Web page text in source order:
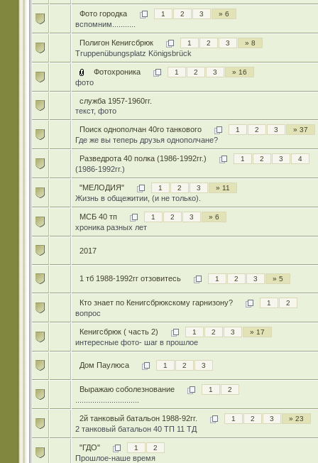
Фото городка 1 2 3 » 6
вспомним...........
Полигон Кенигсбрюк 1 2 3 » 8
Truppenübungsplatz Königsbrück
Фотохроника 1 2 3 » 16
фото
служба 1957-1960гг.
текст, фото
Поиск однополчан 40го танкового 1 2 3 » 37
Где же вы теперь друзья однополчане?
Разведрота 40 полка (1986-1992гг.) 1 2 3 4
(1986-1992гг.)
"МЕЛОДИЯ" 1 2 3 » 11
Жизнь в общежитии, (и не только).
МСБ 40 тп 1 2 3 » 6
хроника разных лет
2017
1 тб 1988-1992гг отзовитесь 1 2 3 » 5
Кто знает по Кенигсбрюкскому гарнизону? 1 2
вопрос
Кенигсбрюк ( часть 2) 1 2 3 » 17
интересные фото- шаг в прошлое
Дом Паулюса 1 2 3
Выражаю соболезнование 1 2
2й танковый батальон 1988-92гг. 1 2 3 » 23
2 танковый батальон 40 ТП 11 ТД
"ГДО" 1 2
Прошлое-наше время